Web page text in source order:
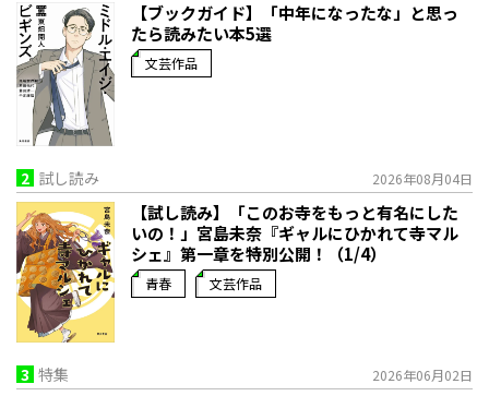
【ブックガイド】「中年になったな」と思っ
たら読みたい本5選
文芸作品
2 試し読み 2026年08月04日
【試し読み】「このお寺をもっと有名にした
いの！」宮島未奈『ギャルにひかれて寺マル
シェ』第一章を特別公開！（1/4）
青春 文芸作品
3 特集 2026年06月02日